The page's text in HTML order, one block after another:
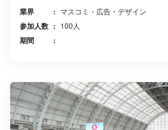
業界 マスコミ・広告・デザイン
参加人数 100人
期間